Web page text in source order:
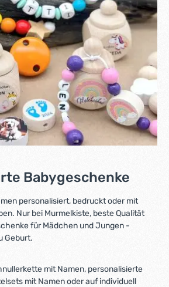
Babygeschenke
personalisiert, bedruckt oder mit
Nur bei Murmelkiste, beste Qualität
für Mädchen und Jungen -
Geburt.
mit Namen, personalisierte
mit Namen oder auf individuell